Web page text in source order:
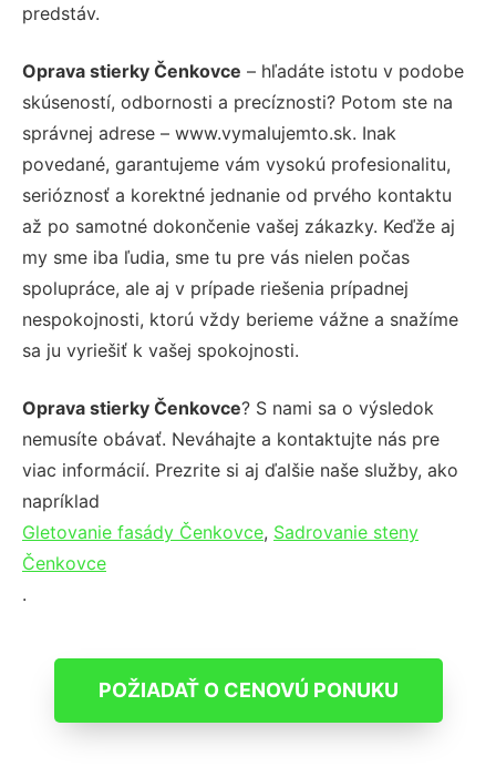
predstáv.
Oprava stierky Čenkovce – hľadáte istotu v podobe
skúseností, odbornosti a precíznosti? Potom ste na
správnej adrese – www.vymalujemto.sk. Inak
povedané, garantujeme vám vysokú profesionalitu,
serióznosť a korektné jednanie od prvého kontaktu
až po samotné dokončenie vašej zákazky. Keďže aj
my sme iba ľudia, sme tu pre vás nielen počas
spolupráce, ale aj v prípade riešenia prípadnej
nespokojnosti, ktorú vždy berieme vážne a snažíme
sa ju vyriešiť k vašej spokojnosti.
Oprava stierky Čenkovce? S nami sa o výsledok
nemusíte obávať. Neváhajte a kontaktujte nás pre
viac informácií. Prezrite si aj ďalšie naše služby, ako
napríklad
Gletovanie fasády Čenkovce, Sadrovanie steny
Čenkovce
.
POŽIADAŤ O CENOVÚ PONUKU